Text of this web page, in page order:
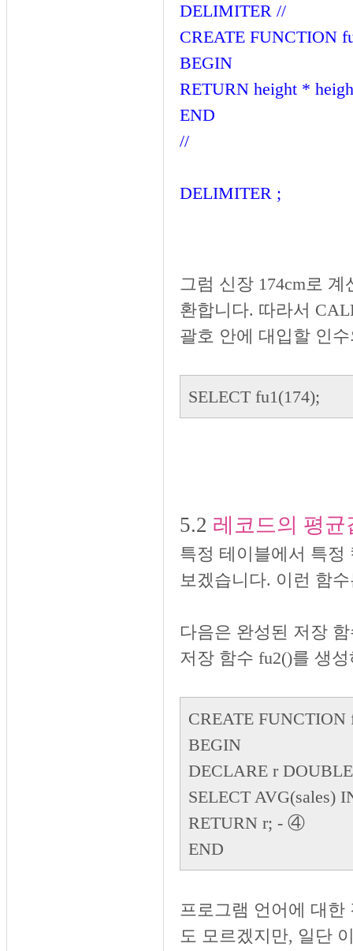
DELIMITER //
CREATE FUNCTION
BEGIN
RETURN height *
END
//
DELIMITER ;
그럼 신장 174cm로
환합니다. 따라서
괄호 안에 대입할 인
SELECT fu1(174);
5.2 레코드의 평
특정 테이블에서 특정
보겠습니다. 이런 함
다음은 완성된 저장
저장 함수 fu2()를 생
CREATE
BEGIN
DECLARE r
SELECT AVG(sales)
RETURN r; - ④
END
프로그램 언어에 대한
도 모르겠지만, 일단